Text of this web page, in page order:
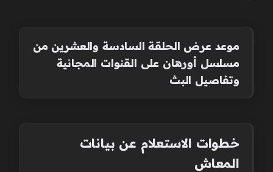
موعد عرض الحلقة السادسة والعشرين من
مسلسل أورهان على القنوات المجانية
وتفاصيل البث
خطوات الاستعلام عن بيانات
المعاش